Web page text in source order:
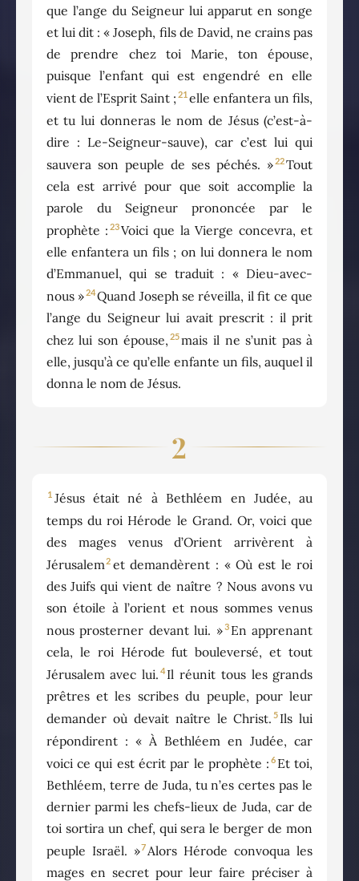
que l’ange du Seigneur lui apparut en songe
et lui dit : « Joseph, fils de David, ne crains pas
de prendre chez toi Marie, ton épouse,
puisque l’enfant qui est engendré en elle
vient de l’Esprit Saint ; 21 elle enfantera un fils,
et tu lui donneras le nom de Jésus (c’est-à-
dire : Le-Seigneur-sauve), car c’est lui qui
sauvera son peuple de ses péchés. »22Tout
cela est arrivé pour que soit accomplie la
parole du Seigneur prononcée par le
prophète : 23Voici que la Vierge concevra, et
elle enfantera un fils ; on lui donnera le nom
d’Emmanuel, qui se traduit : « Dieu-avec-
nous »24Quand Joseph se réveilla, il fit ce que
l’ange du Seigneur lui avait prescrit : il prit
chez lui son épouse, 25mais il ne s’unit pas à
elle, jusqu’à ce qu’elle enfante un fils, auquel il
donna le nom de Jésus.
2
1 Jésus était né à Bethléem en Judée, au
temps du roi Hérode le Grand. Or, voici que
des mages venus d’Orient arrivèrent à
Jérusalem2 et demandèrent : « Où est le roi
des Juifs qui vient de naître ? Nous avons vu
son étoile à l’orient et nous sommes venus
nous prosterner devant lui. »3 En apprenant
cela, le roi Hérode fut bouleversé, et tout
Jérusalem avec lui. 4 Il réunit tous les grands
prêtres et les scribes du peuple, pour leur
demander où devait naître le Christ. 5 Ils lui
répondirent : « À Bethléem en Judée, car
voici ce qui est écrit par le prophète : 6 Et toi,
Bethléem, terre de Juda, tu n’es certes pas le
dernier parmi les chefs-lieux de Juda, car de
toi sortira un chef, qui sera le berger de mon
peuple Israël. »7Alors Hérode convoqua les
mages en secret pour leur faire préciser à